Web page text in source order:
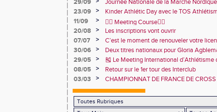
29/09
Journée Nationale de la Marche Nordique
23/09
>
Kinder Athlétic Day avec le TOS
11/09
>
🏃‍♂️ Meeting Course🏃‍♀️
20/08
>
Les inscriptions vont ouvrir
07/07
>
C’est le moment de renouveler votre
2026 !
30/06 >
Deux titres nationaux pour Gloria
France Para Athlétisme
29/05 >
🎽 Le Meeting International
juin 2025 !
08/05 >
Retour sur le 1er tour des Interclub
03/03
> CHAMPIONNAT DE FRANCE DE